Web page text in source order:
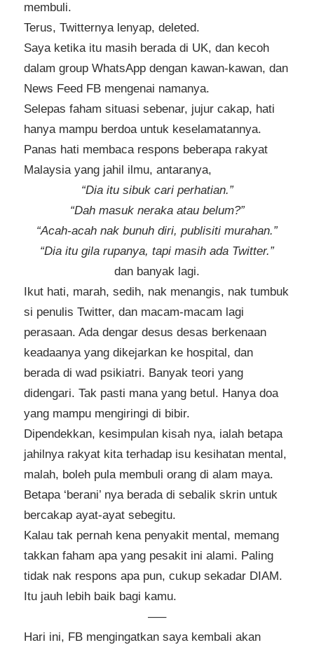
membuli.
Terus, Twitternya lenyap, deleted.
Saya ketika itu masih berada di UK, dan kecoh
dalam group WhatsApp dengan kawan-kawan, dan
News Feed FB mengenai namanya.
Selepas faham situasi sebenar, jujur cakap, hati
hanya mampu berdoa untuk keselamatannya.
Panas hati membaca respons beberapa rakyat
Malaysia yang jahil ilmu, antaranya,
“Dia itu sibuk cari perhatian.”
“Dah masuk neraka atau belum?”
“Acah-acah nak bunuh diri, publisiti murahan.”
“Dia itu gila rupanya, tapi masih ada Twitter.”
dan banyak lagi.
Ikut hati, marah, sedih, nak menangis, nak tumbuk
si penulis Twitter, dan macam-macam lagi
perasaan. Ada dengar desus desas berkenaan
keadaanya yang dikejarkan ke hospital, dan
berada di wad psikiatri. Banyak teori yang
didengari. Tak pasti mana yang betul. Hanya doa
yang mampu mengiringi di bibir.
Dipendekkan, kesimpulan kisah nya, ialah betapa
jahilnya rakyat kita terhadap isu kesihatan mental,
malah, boleh pula membuli orang di alam maya.
Betapa ‘berani’ nya berada di sebalik skrin untuk
bercakap ayat-ayat sebegitu.
Kalau tak pernah kena penyakit mental, memang
takkan faham apa yang pesakit ini alami. Paling
tidak nak respons apa pun, cukup sekadar DIAM.
Itu jauh lebih baik bagi kamu.
—–
Hari ini, FB mengingatkan saya kembali akan